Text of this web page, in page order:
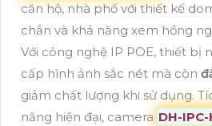
căn hộ, nhà phố với thiết kế
chắn và khả năng xem hồng
Với công nghệ IP POE, thiết bị
cấp hình ảnh sắc nét mà còn
giảm chất lượng khi sử dụng.
năng hiện đại, camera DH-